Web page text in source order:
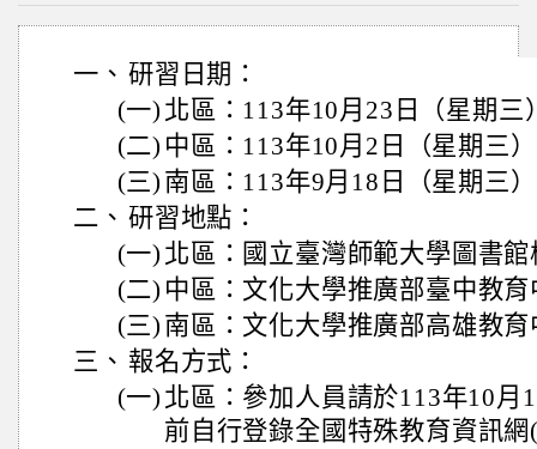
一、 研習日期：
(一) 北區：113年10月23日（星期三
(二) 中區：113年10月2日（星期三
(三) 南區：113年9月18日（星期三
二、 研習地點：
(一) 北區：國立臺灣師範大學圖書
(二) 中區：文化大學推廣部臺中教
(三) 南區：文化大學推廣部高雄教
三、 報名方式：
(一) 北區：參加人員請於113年10月
前自行登錄全國特殊教育資訊網